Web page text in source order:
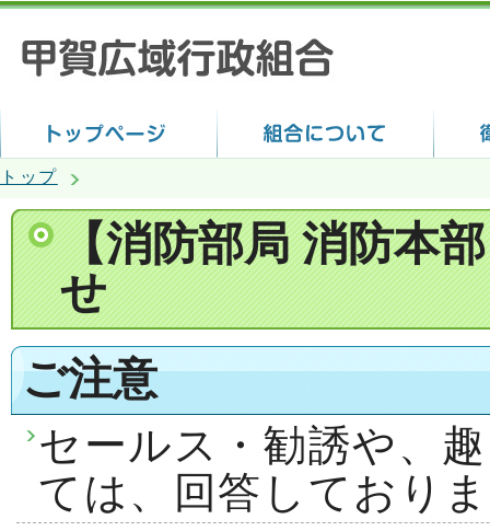
トップ
【消防部局 消防本
せ
ご注意
セールス・勧誘や、
ては、回答しており